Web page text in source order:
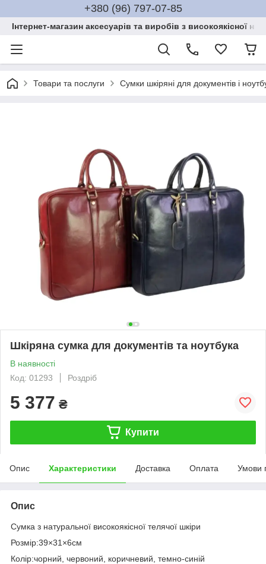
+380 (96) 797-07-85
Інтернет-магазин аксесуарів та виробів з високоякісної
Товари та послуги Сумки шкіряні для документів і
Шкіряна сумка для документів та ноутбука
В наявності
Код: 01293
Роздріб
5 377 ₴
Купити
Опис Характеристики Доставка Оплата Умови
Опис
Сумка з натуральної високоякісної телячої шкіри
Розмір:39×31×6см
Колір:чорний, червоний, коричневий, темно-синій